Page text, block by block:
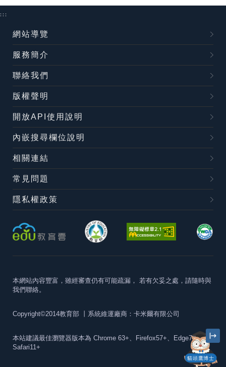
貓頭鷹博士
:::
網站導覽
服務簡介
聯絡我們
版權聲明
開放API使用說明
內嵌搜尋欄位說明
相關連結
常見問題
隱私權政策
本網站內容豐富，雖經審查仍有可能疏漏， 若有欠妥之處，請隨時與
我們聯絡。
Copyright©2014教育部 丨系統維運廠商：卡米爾有限公司
本站建議最佳瀏覽器版本為 Chrome 63+、Firefox57+、Edge79+及
Safari11+